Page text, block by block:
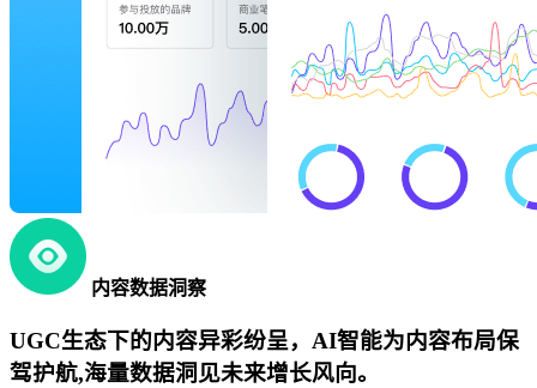
内容数据洞察
UGC生态下的内容异彩纷呈，AI智能为内容布局保
驾护航,海量数据洞见未来增长风向。